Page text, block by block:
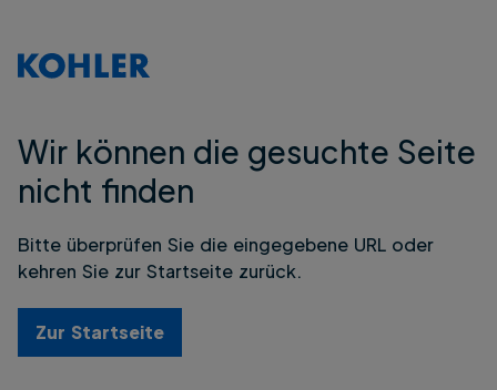
Wir können die gesuchte Seite
nicht finden
Bitte überprüfen Sie die eingegebene URL oder
kehren Sie zur Startseite zurück.
Zur Startseite